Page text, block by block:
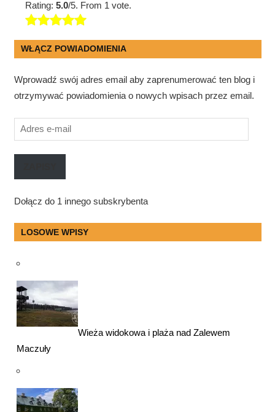
Rating:5.0/5. From 1 vote.
WŁĄCZ POWIADOMIENIA
Wprowadź swój adres email aby zaprenumerować ten blog i
otrzymywać powiadomienia o nowych wpisach przez email.
Adres
e-
mail
Dołącz do 1 innego subskrybenta
LOSOWE WPISY
Wieża widokowa i plaża nad Zalewem
Maczuły